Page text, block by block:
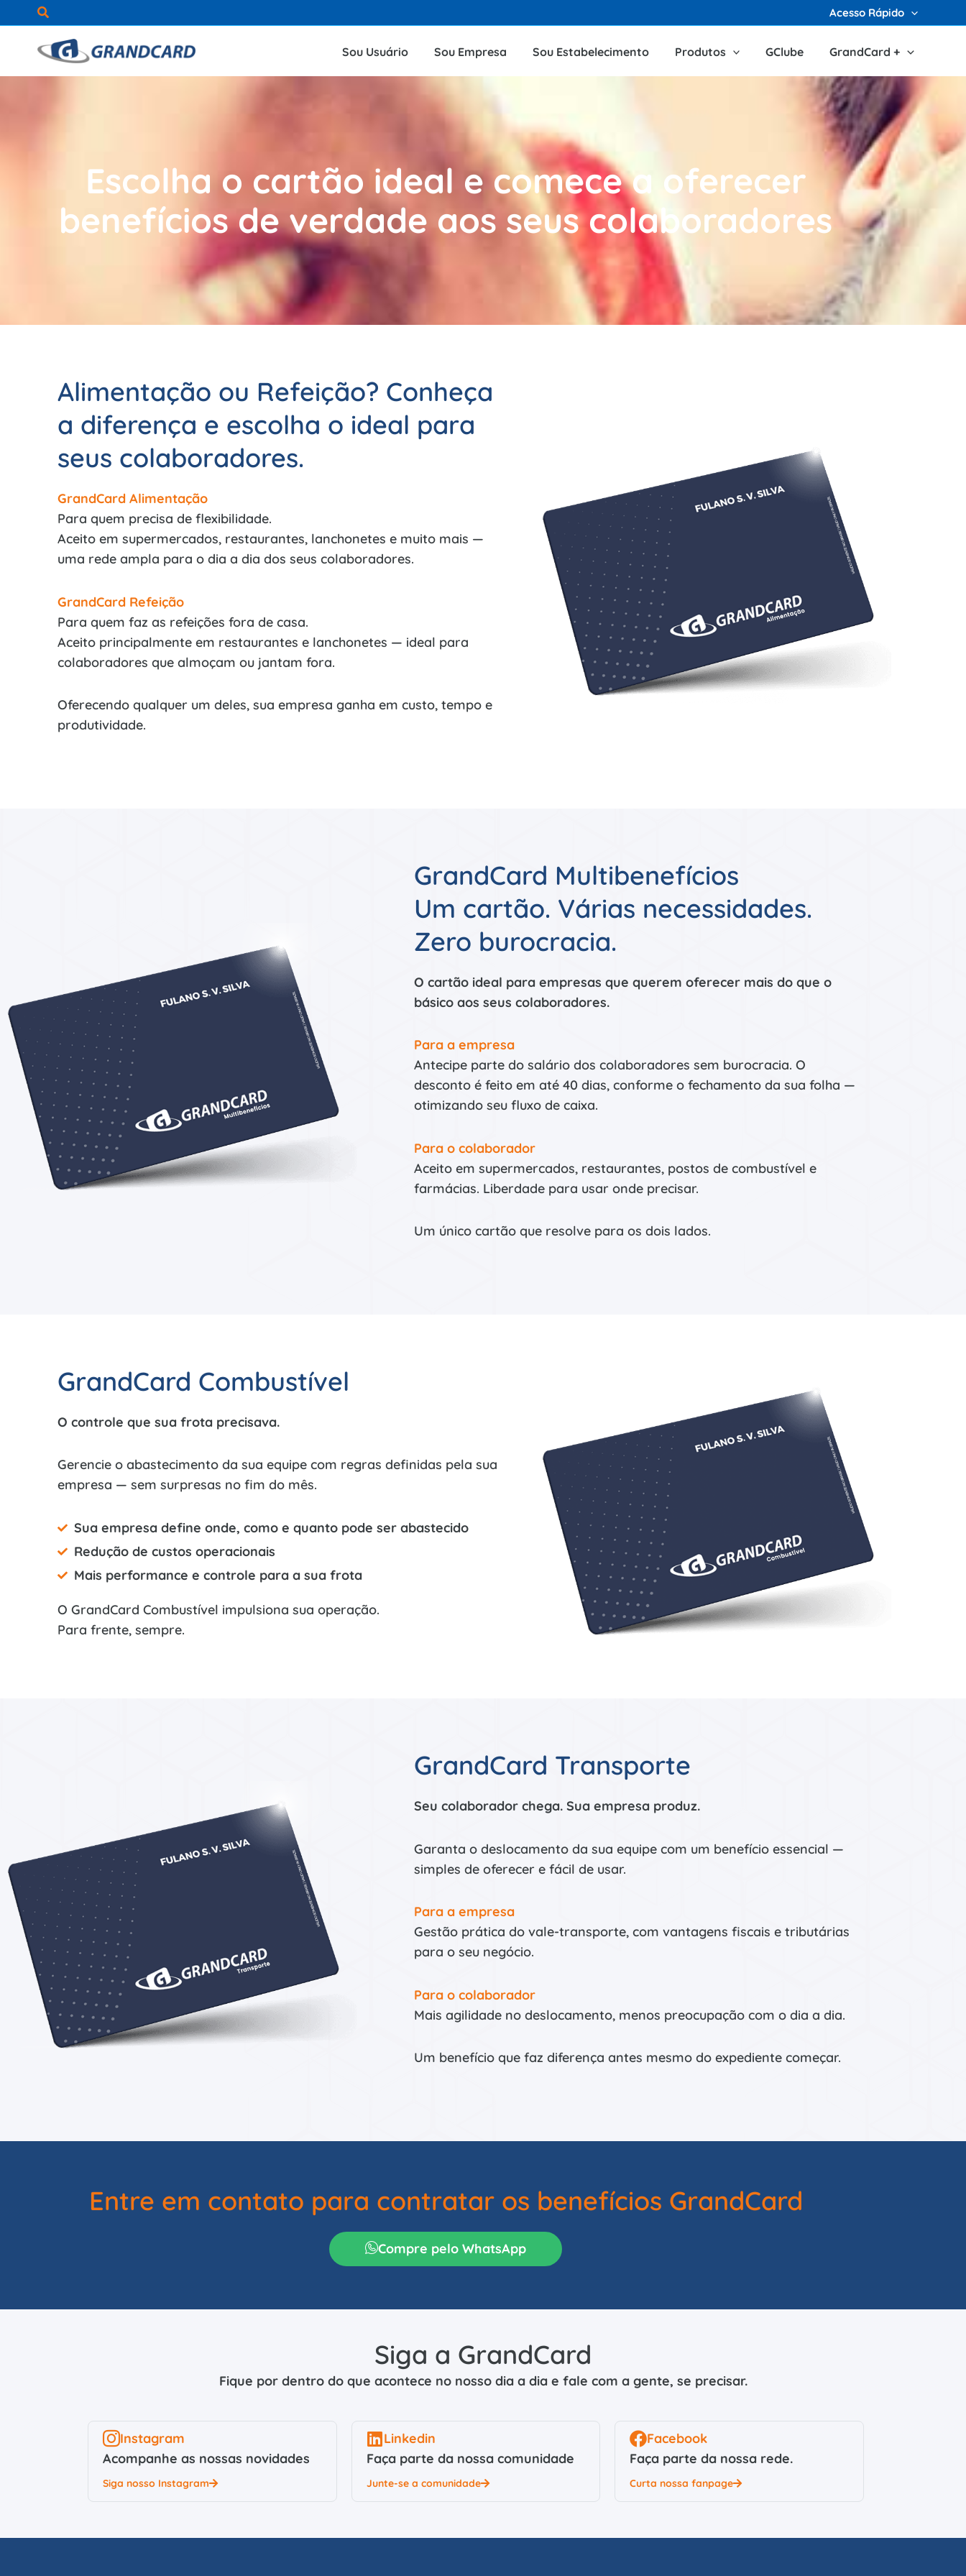
Acesso Rápido
Sou Usuário Sou Empresa Sou Estabelecimento Produtos GClube GrandCard +
Escolha o cartão ideal e comece a oferecer
benefícios de verdade aos seus colaboradores
Alimentação ou Refeição? Conheça
a diferença e escolha o ideal para
seus colaboradores.
GrandCard Alimentação
Para quem precisa de flexibilidade.
Aceito em supermercados, restaurantes, lanchonetes e muito mais —
uma rede ampla para o dia a dia dos seus colaboradores.
GrandCard Refeição
Para quem faz as refeições fora de casa.
Aceito principalmente em restaurantes e lanchonetes — ideal para
colaboradores que almoçam ou jantam fora.
Oferecendo qualquer um deles, sua empresa ganha em custo, tempo e
produtividade.
GrandCard Multibenefícios
Um cartão. Várias necessidades.
Zero burocracia.
O cartão ideal para empresas que querem oferecer mais do que o
básico aos seus colaboradores.
Para a empresa
Antecipe parte do salário dos colaboradores sem burocracia. O
desconto é feito em até 40 dias, conforme o fechamento da sua folha —
otimizando seu fluxo de caixa.
Para o colaborador
Aceito em supermercados, restaurantes, postos de combustível e
farmácias. Liberdade para usar onde precisar.
Um único cartão que resolve para os dois lados.
GrandCard Combustível
O controle que sua frota precisava.
Gerencie o abastecimento da sua equipe com regras definidas pela sua
empresa — sem surpresas no fim do mês.
Sua empresa define onde, como e quanto pode ser abastecido
Redução de custos operacionais
Mais performance e controle para a sua frota
O GrandCard Combustível impulsiona sua operação.
Para frente, sempre.
GrandCard Transporte
Seu colaborador chega. Sua empresa produz.
Garanta o deslocamento da sua equipe com um benefício essencial —
simples de oferecer e fácil de usar.
Para a empresa
Gestão prática do vale-transporte, com vantagens fiscais e tributárias
para o seu negócio.
Para o colaborador
Mais agilidade no deslocamento, menos preocupação com o dia a dia.
Um benefício que faz diferença antes mesmo do expediente começar.
Entre em contato para contratar os benefícios GrandCard
Compre pelo WhatsApp
Siga a GrandCard
Fique por dentro do que acontece no nosso dia a dia e fale com a gente, se precisar.
Instagram
Acompanhe as nossas novidades
Siga nosso Instagram
Linkedin
Faça parte da nossa comunidade
Junte-se a comunidade
Facebook
Faça parte da nossa rede.
Curta nossa fanpage